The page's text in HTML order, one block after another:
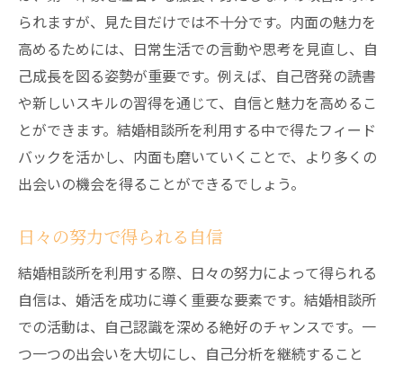
られますが、見た目だけでは不十分です。内面の魅力を
高めるためには、日常生活での言動や思考を見直し、自
己成長を図る姿勢が重要です。例えば、自己啓発の読書
や新しいスキルの習得を通じて、自信と魅力を高めるこ
とができます。結婚相談所を利用する中で得たフィード
バックを活かし、内面も磨いていくことで、より多くの
出会いの機会を得ることができるでしょう。
日々の努力で得られる自信
結婚相談所を利用する際、日々の努力によって得られる
自信は、婚活を成功に導く重要な要素です。結婚相談所
での活動は、自己認識を深める絶好のチャンスです。一
つ一つの出会いを大切にし、自己分析を継続すること